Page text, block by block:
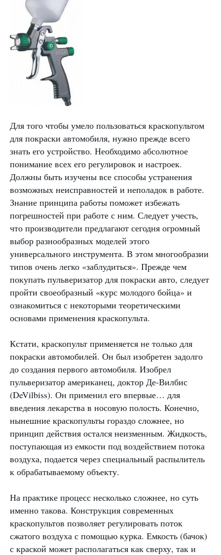
Для того чтобы умело пользоваться краскопультом
для покраски автомобиля, нужно прежде всего
знать его устройство. Необходимо абсолютное
понимание всех его регулировок и настроек.
Должны быть изучены все способы устранения
возможных неисправностей и неполадок в работе.
Знание принципа работы поможет избежать
погрешностей при работе с ним. Следует учесть,
что производители предлагают сегодня огромный
выбор разнообразных моделей этого
универсального инструмента. В этом многообразии
типов очень легко «заблудиться». Прежде чем
покупать пульверизатор для покраски авто, следует
пройти своеобразный «курс молодого бойца» и
ознакомиться с некоторыми теоретическими
основами применения краскопульта.
Кстати, краскопульт применяется не только для
покраски автомобилей. Он был изобретен задолго
до создания первого автомобиля. Изобрел
пульверизатор американец, доктор Де-Вилбис
(DeVilbiss). Он применил его впервые… для
введения лекарства в носовую полость. Конечно,
нынешние краскопульты гораздо сложнее, но
принцип действия остался неизменным. Жидкость,
поступающая из емкости под воздействием потока
воздуха, подается через специальный распылитель
к обрабатываемому объекту.
На практике процесс несколько сложнее, но суть
именно такова. Конструкция современных
краскопультов позволяет регулировать поток
сжатого воздуха с помощью курка. Емкость (бачок)
с краской может располагаться как сверху, так и